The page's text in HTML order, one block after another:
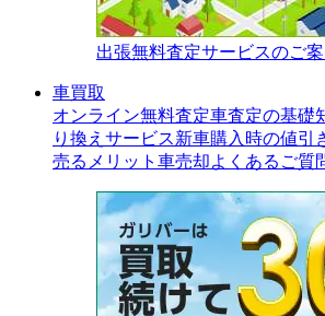
出張無料査定サービスのご
車買取
オンライン無料査定車査定の基礎
り換えサービス新車購入時の値引
売るメリット 車売却よくあるご質